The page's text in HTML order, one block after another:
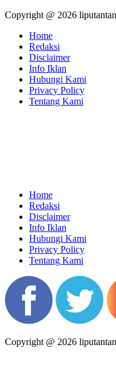
Copyright @ 2026
Home
Redaksi
Disclaimer
Info Iklan
Hubungi Kami
Privacy Policy
Tentang Kami
Home
Redaksi
Disclaimer
Info Iklan
Hubungi Kami
Privacy Policy
Tentang Kami
Copyright @ 2026